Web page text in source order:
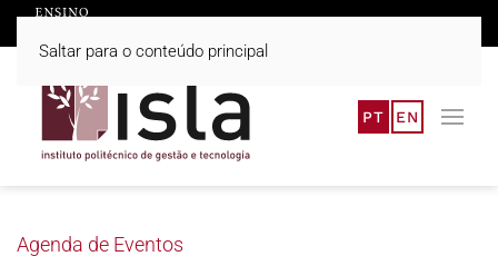
Saltar para o conteúdo principal
PT EN
Agenda de Eventos